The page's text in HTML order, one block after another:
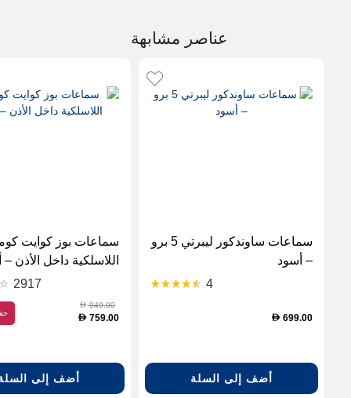
عناصر مشابهة
سماعات ساوندكور ليبرتي 5 برو
– أسود
4
D 699.00
أضف إلى السلة
سماعات بوز كوايت
اللاسلكية داخل الأذن
2917
D949.00
D 759.00
أضف إلى